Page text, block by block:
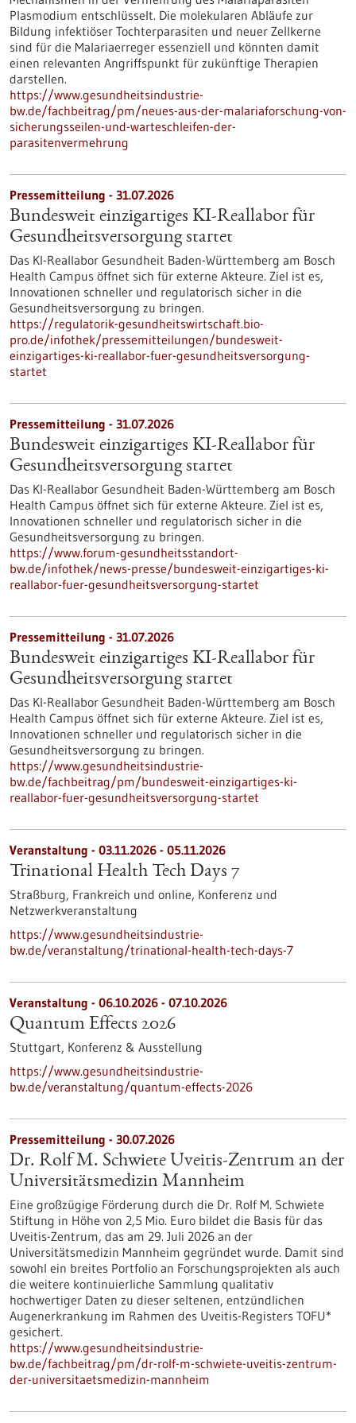
Plasmodium entschlüsselt. Die molekularen Abläufe zur
Bildung infektiöser Tochterparasiten und neuer Zellkerne
sind für die Malariaerreger essenziell und könnten damit
einen relevanten Angriffspunkt für zukünftige Therapien
darstellen.
https://www.gesundheitsindustrie-
bw.de/fachbeitrag/pm/neues-aus-der-malariaforschung-von-
sicherungsseilen-und-warteschleifen-der-
parasitenvermehrung
Pressemitteilung - 31.07.2026
Bundesweit einzigartiges KI-Reallabor für
Gesundheits­versorgung startet
Das KI-Reallabor Gesundheit Baden-Württemberg am Bosch
Health Campus öffnet sich für externe Akteure. Ziel ist es,
Innovationen schneller und regulatorisch sicher in die
Gesundheitsversorgung zu bringen.
https://regulatorik-gesundheitswirtschaft.bio-
pro.de/infothek/pressemitteilungen/bundesweit-
einzigartiges-ki-reallabor-fuer-gesundheitsversorgung-
startet
Pressemitteilung - 31.07.2026
Bundesweit einzigartiges KI-Reallabor für
Gesundheits­versorgung startet
Das KI-Reallabor Gesundheit Baden-Württemberg am Bosch
Health Campus öffnet sich für externe Akteure. Ziel ist es,
Innovationen schneller und regulatorisch sicher in die
Gesundheitsversorgung zu bringen.
https://www.forum-gesundheitsstandort-
bw.de/infothek/news-presse/bundesweit-einzigartiges-ki-
reallabor-fuer-gesundheitsversorgung-startet
Pressemitteilung - 31.07.2026
Bundesweit einzigartiges KI-Reallabor für
Gesundheits­versorgung startet
Das KI-Reallabor Gesundheit Baden-Württemberg am Bosch
Health Campus öffnet sich für externe Akteure. Ziel ist es,
Innovationen schneller und regulatorisch sicher in die
Gesundheitsversorgung zu bringen.
https://www.gesundheitsindustrie-
bw.de/fachbeitrag/pm/bundesweit-einzigartiges-ki-
reallabor-fuer-gesundheitsversorgung-startet
Veranstaltung - 03.11.2026 - 05.11.2026
Trinational Health Tech Days 7
Straßburg, Frankreich und online, Konferenz und
Netzwerkveranstaltung
https://www.gesundheitsindustrie-
bw.de/veranstaltung/trinational-health-tech-days-7
Veranstaltung - 06.10.2026 - 07.10.2026
Quantum Effects 2026
Stuttgart, Konferenz & Ausstellung
https://www.gesundheitsindustrie-
bw.de/veranstaltung/quantum-effects-2026
Pressemitteilung - 30.07.2026
Dr. Rolf M. Schwiete Uveitis-Zentrum an der
Universitätsmedizin Mannheim
Eine großzügige Förderung durch die Dr. Rolf M. Schwiete
Stiftung in Höhe von 2,5 Mio. Euro bildet die Basis für das
Uveitis-Zentrum, das am 29. Juli 2026 an der
Universitätsmedizin Mannheim gegründet wurde. Damit sind
sowohl ein breites Portfolio an Forschungsprojekten als auch
die weitere kontinuierliche Sammlung qualitativ
hochwertiger Daten zu dieser seltenen, entzündlichen
Augenerkrankung im Rahmen des Uveitis-Registers TOFU*
gesichert.
https://www.gesundheitsindustrie-
bw.de/fachbeitrag/pm/dr-rolf-m-schwiete-uveitis-zentrum-
der-universitaetsmedizin-mannheim